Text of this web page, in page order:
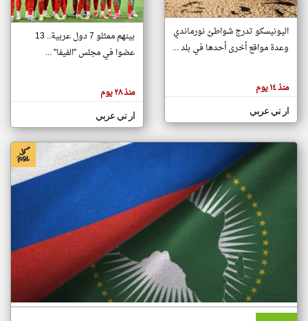
تغيير الدولة
اخبار جزر القمر على مدار الساعة
أهم اخبار جزر القمر العاجلة والمباشرة
هنا عن
وجهة
كاتبيها.
اليونيسكو تدرج شواطئ نورماندي
وعدة مواقع أخرى أحدها في بلد ...
منذ ١٤ يوم
ار تي عربي
بينهم ممثلو 7 دول عربية.. 13
عضوا في مجلس "الفيفا" ...
منذ ٢٨ يوم
ار تي عربي
klyoum.com